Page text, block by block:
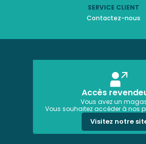
SERVICE CLIENT
Contactez-nous
Accès
Vous avez un
Vous souhaitez accéder à nos
Visitez notre